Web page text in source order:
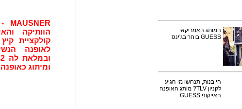
המותג האמריקאי
GUESS בוחר בג'ינס
הי בנות, תנחשו מי הגיע
לקניון TLV? מותג האופנה
האייקוני GUESS
MAUSNER
-
הוותיקה
לאופנה
ומיתוג